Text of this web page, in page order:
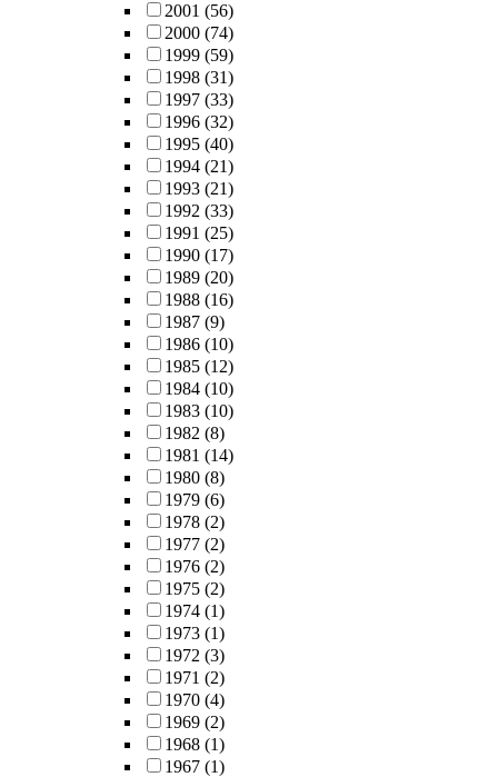
2001 (56)
2000 (74)
1999 (59)
1998 (31)
1997 (33)
1996 (32)
1995 (40)
1994 (21)
1993 (21)
1992 (33)
1991 (25)
1990 (17)
1989 (20)
1988 (16)
1987 (9)
1986 (10)
1985 (12)
1984 (10)
1983 (10)
1982 (8)
1981 (14)
1980 (8)
1979 (6)
1978 (2)
1977 (2)
1976 (2)
1975 (2)
1974 (1)
1973 (1)
1972 (3)
1971 (2)
1970 (4)
1969 (2)
1968 (1)
1967 (1)